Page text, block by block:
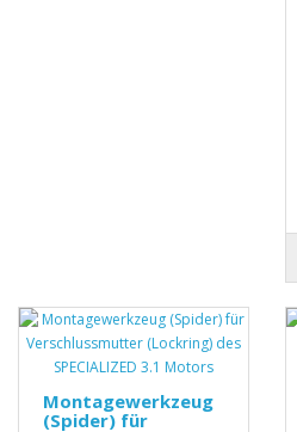
Montagewerkzeug
(Spider) für